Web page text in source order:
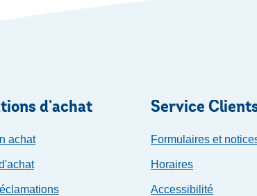
d'achat
achat
Service
Formulaires et
Horaires
Accessibilité